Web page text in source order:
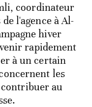
coordinateur
l'agence à Al-
hiver
rapidement
à un certain
les
au